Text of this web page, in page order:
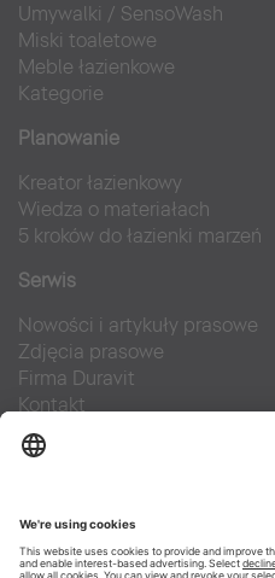
Umywalki / SensoWash
Miski toaletowe
Meble łazienkowe
Kategorie
Planowanie
Kreator łazienkowy
Wiedza o materiałach
5 kroków do łazienki marzeń
Serwis
Nowości i artykuły prasowe
Zdjęcia prasowe
Firma Duravit
Kontakt
Najczęściej zadawane pytania
Facebook
Pinterest